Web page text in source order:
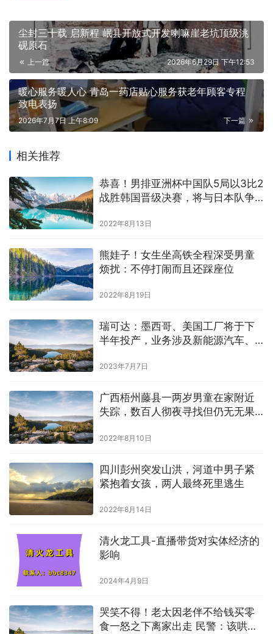
尘封三十载 启新程 岷县开放式开发喇嘛崖老坑顶级洮
砚原石
上一篇 2026年6月29日 下午12:53
暖心服务暖人心 青岛一药店贴心服务获老年顾客专程
致电表扬
下一篇
2026年7月7日 上午8:09
相关推荐
恭喜！男排亚洲杯中国队5局以3比2
战胜韩国晋级决赛，将与日本队争
2022年8月13日
熊娃子！女生坐高铁全程深受男童
烦扰：不停打闹而且还踩座位
2022年8月19日
瑞可达：墨西哥、美国工厂将于下
半年投产，业务涉及新能源汽车、
2023年7月7日
广西梧州藤县一两岁男童在家附近
失踪，数百人彻夜寻找但仍无无果
2022年8月10日
四川彭州突发山洪，河道中男子紧
紧抱着女孩，两人最终死里逃生
2022年8月14日
清火龙工具-直播带货对实体经济的
影响
2024年4月9日
哭笑不得！老太因老伴不给钱买零
食一怒之下离家出走 民警：该哄时